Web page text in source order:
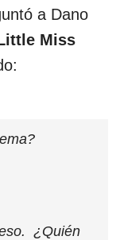
a Dano
Miss
¿Quién